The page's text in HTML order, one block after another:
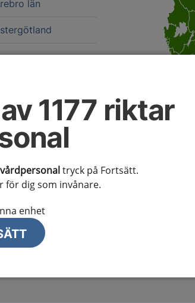
1177 riktar
vårdpersonaltryck på Fortsätt.
dig som invånare.
enhet
län
som gäller just din